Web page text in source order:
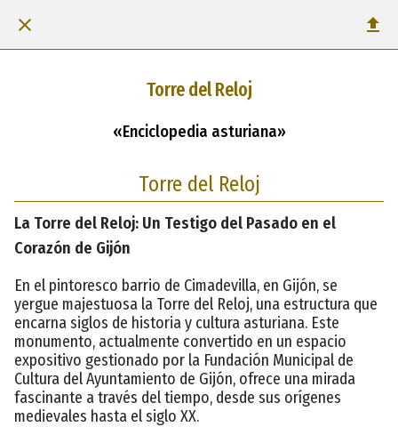
Torre del Reloj
«Enciclopedia asturiana»
Torre del Reloj
La Torre del Reloj: Un Testigo del Pasado en el
Corazón de Gijón
En el pintoresco barrio de Cimadevilla, en Gijón, se
yergue majestuosa la Torre del Reloj, una estructura que
encarna siglos de historia y cultura asturiana. Este
monumento, actualmente convertido en un espacio
expositivo gestionado por la Fundación Municipal de
Cultura del Ayuntamiento de Gijón, ofrece una mirada
fascinante a través del tiempo, desde sus orígenes
medievales hasta el siglo XX.